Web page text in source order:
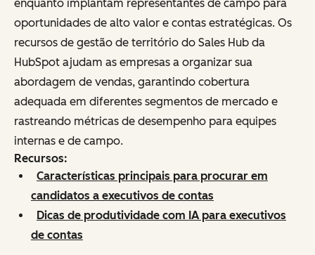
enquanto implantam representantes de campo para
oportunidades de alto valor e contas estratégicas. Os
recursos de gestão de território do Sales Hub da
HubSpot ajudam as empresas a organizar sua
abordagem de vendas, garantindo cobertura
adequada em diferentes segmentos de mercado e
rastreando métricas de desempenho para equipes
internas e de campo.
Recursos:
Características principais para procurar em
candidatos a executivos de contas
Dicas de produtividade com IA para executivos
de contas